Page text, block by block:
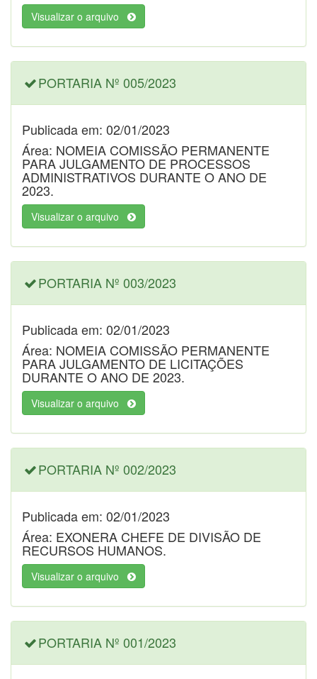
Visualizar o arquivo
PORTARIA Nº 005/2023
Publicada em: 02/01/2023
Área: NOMEIA COMISSÃO PERMANENTE
PARA JULGAMENTO DE PROCESSOS
ADMINISTRATIVOS DURANTE O ANO DE
2023.
Visualizar o arquivo
PORTARIA Nº 003/2023
Publicada em: 02/01/2023
Área: NOMEIA COMISSÃO PERMANENTE
PARA JULGAMENTO DE LICITAÇÕES
DURANTE O ANO DE 2023.
Visualizar o arquivo
PORTARIA Nº 002/2023
Publicada em: 02/01/2023
Área: EXONERA CHEFE DE DIVISÃO DE
RECURSOS HUMANOS.
Visualizar o arquivo
PORTARIA Nº 001/2023